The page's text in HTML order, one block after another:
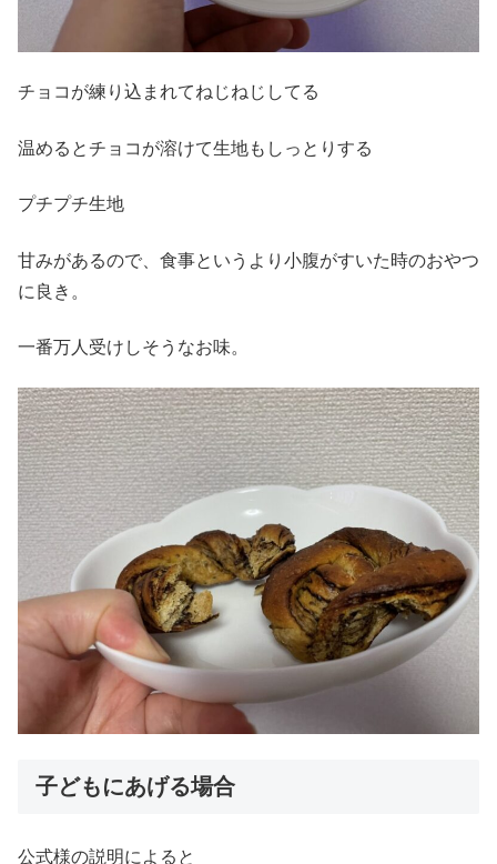
チョコが練り込まれてねじねじしてる
温めるとチョコが溶けて生地もしっとりする
プチプチ生地
甘みがあるので、食事というより小腹がすいた時のおやつ
に良き。
一番万人受けしそうなお味。
子どもにあげる場合
公式様の説明によると